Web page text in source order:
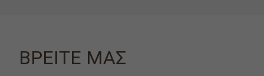
ΒΡΕΙΤΕ ΜΑΣ